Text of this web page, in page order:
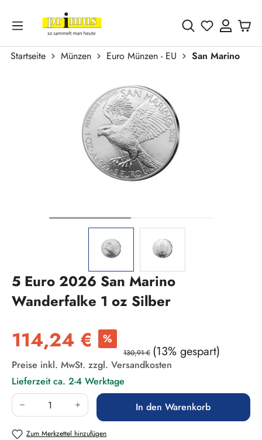
Zum Hauptinhalt springen
Du hast 0
Startseite Münzen Euro Münzen - EU
San Marino
5 Euro 2026 San Marino
Wanderfalke 1 oz Silber
Verkaufspreis:
114,24 € %
130,91 € (13% gespart)
Preise inkl. MwSt. zzgl. Versandkosten
Lieferzeit ca. 2-4 Werktage
Produkt Anzahl: Gib den gewünschten Wert
In den Warenkorb
Zum Merkzettel hinzufügen